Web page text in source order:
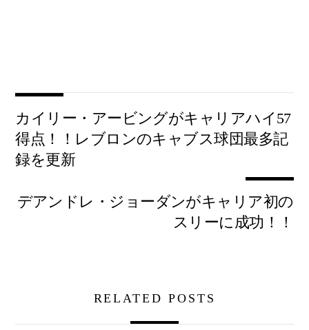
カイリー・アービングがキャリアハイ57
得点！！レブロンのキャブス球団最多記
録を更新
デアンドレ・ジョーダンがキャリア初の
スリーに成功！！
RELATED POSTS